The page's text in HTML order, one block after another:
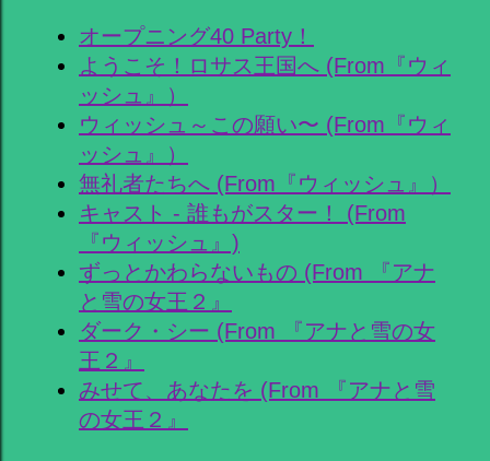
オープニング40 Party！
ようこそ！ロサス王国へ (From『ウィ
ッシュ』）
ウィッシュ～この願い〜 (From『ウィ
ッシュ』）
無礼者たちへ (From『ウィッシュ』）
キャスト - 誰もがスター！ (From
『ウィッシュ』)
ずっとかわらないもの (From 『アナ
と雪の女王２』
ダーク・シー (From 『アナと雪の女
王２』
みせて、あなたを (From 『アナと雪
の女王２』